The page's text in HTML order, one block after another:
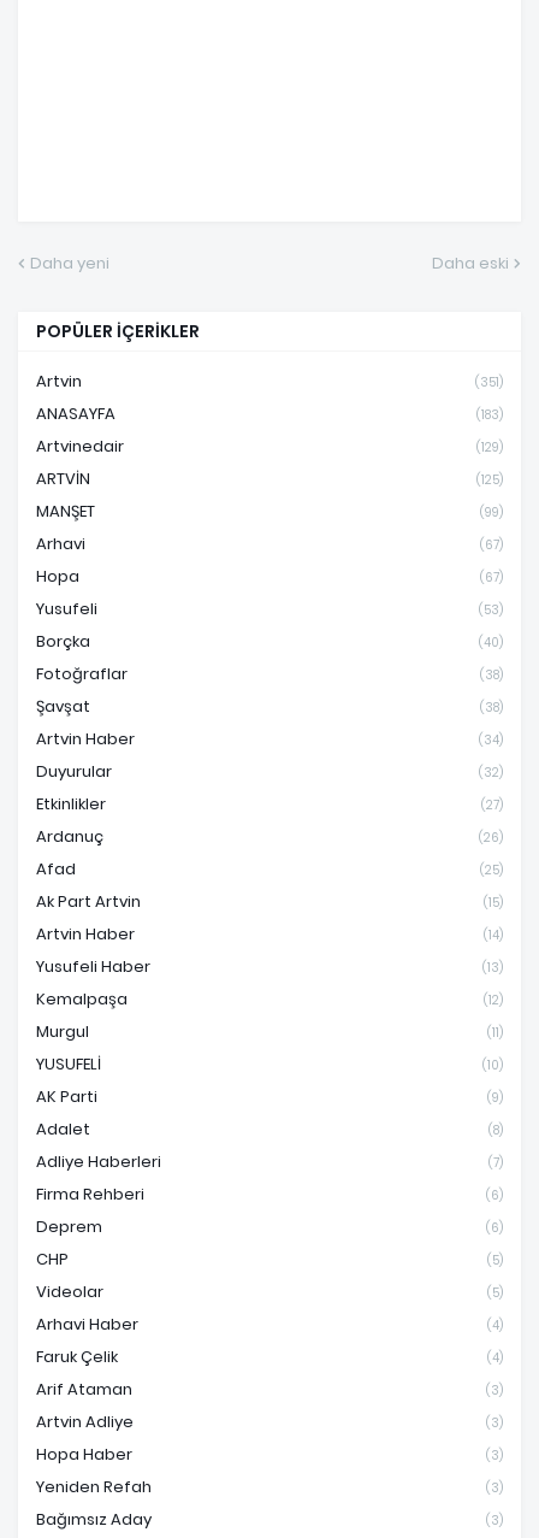
Daha yeni Daha eski
POPÜLER İÇERİKLER
Artvin (351)
ANASAYFA (183)
Artvinedair (129)
ARTVİN (125)
MANŞET (99)
Arhavi (67)
Hopa (67)
Yusufeli (53)
Borçka (40)
Fotoğraflar (38)
Şavşat (38)
Artvin Haber (34)
Duyurular (32)
Etkinlikler (27)
Ardanuç (26)
Afad (25)
Ak Part Artvin (15)
Artvin Haber (14)
Yusufeli Haber (13)
Kemalpaşa (12)
Murgul (11)
YUSUFELİ (10)
AK Parti (9)
Adalet (8)
Adliye Haberleri (7)
Firma Rehberi (6)
Deprem (6)
CHP (5)
Videolar (5)
Arhavi Haber (4)
Faruk Çelik (4)
Arif Ataman (3)
Artvin Adliye (3)
Hopa Haber (3)
Yeniden Refah (3)
Bağımsız Aday (3)